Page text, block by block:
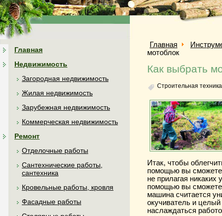
Главная
Недвижимость
Загородная недвижимость
Жилая недвижимость
Зарубежная недвижимость
Коммерческая недвижимость
Ремонт
Отделочные работы
Сантехнические работы,
сантехника
Кровельные работы, кровля
Фасадные работы
Главная
мотоблок
Как выбрать
Строительная техника
Итак, чтобы
помощью вы сможете
не прилагая
помощью вы сможете
машина считается
окучиватель и
наслаждаться